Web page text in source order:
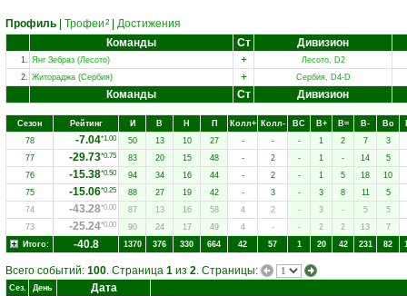
Профиль Трофеи 2
Достижения
Команды
Ст Дивизион
1. Янг Зебраз (Лесото) +
Лесото, D2
2. Житораджа (Сербия) + Сербия, D4-D
Команды Ст Дивизион
Сезон Рейтинг И В Н П Колл+ Колл- ВC В+ В= В- Вo
78
-7.04*1.00 50 13 10 27 - - - 1 2 7
3
77
-29.73*0.75 83 20 15 48 - 2 - 1 - 14
5
76
-15.38*0.50 94 34 16 44 - 2 - 1 5 18
10
75
-15.06*0.25 88 27 19 42 - 3 - 3 8 11
5
74
-43.28*0.00 87 13 16 58 4 2 - 3 - 5
5
73
-25.24*0.00 90 24 17 49 4 - - 2 2 13
7
Итого:
-40.8 1370 376 330 664 42 57 1 20 42 231 82
Всего событий: 100. Страница 1 из 2. Страницы:
Сез. День Дата